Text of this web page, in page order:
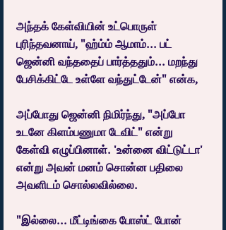
அந்தக் கேள்வியின் உட்பொருள்
புரிந்தவனாய், "ஹ்ம்ம் ஆமாம்... பட்
ஜென்னி வந்ததைப் பார்த்ததும்... மறந்து
பேசிக்கிட்டே உள்ளே வந்துட்டேன்" என்க,
அப்போது ஜென்னி நிமிர்ந்து, "அப்போ
உடனே கிளம்பணுமா டேவிட்" என்று
கேள்வி எழுப்பினாள். 'உன்னை விட்டுட்டா'
என்று அவன் மனம் சொன்ன பதிலை
அவளிடம் சொல்லவில்லை.
"இல்லை... மீட்டிங்கை போஸ்ட் போன்